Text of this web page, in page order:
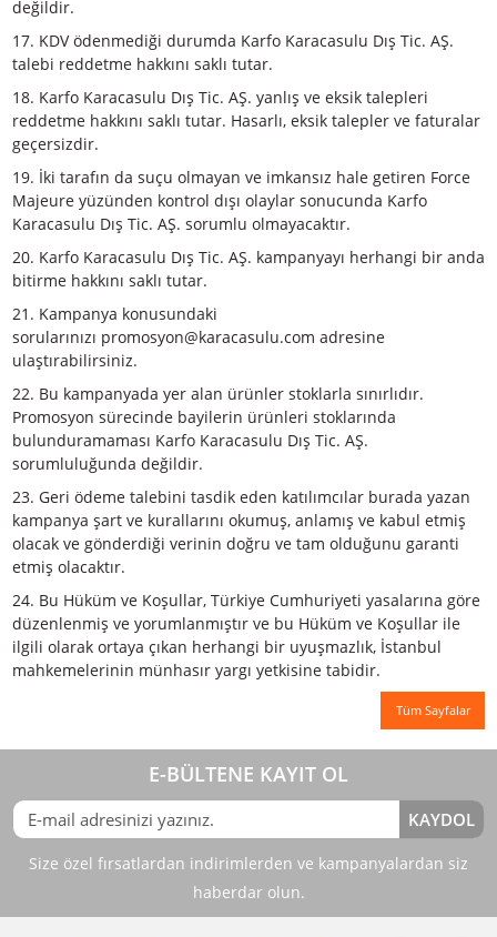
toplanan verilerin sıkı bir gizlilik ile saklanacağını, transfer
edilmeyeceğini, satılmayacağını, kiralanmayacağını ve
amaçlı kullanılmayacağını taahhüt eder.
14. Kayıt işleminin ardından katılımcı, kampanya
belirttiği GSM numarasına talebin alındığını bildiren
bir SMS alacaktır.
15. Para transferi süresi başvurunuzun onaylandığı
itibaren 30 iş günü alabilir. Para transferi sırasında
olduğu banka, bankanız ile aranızdaki sözleşmeye göre
yapabilir. Herhangi bir kesinti durumunda lütfen
görüşünüz. Yapılacak muhtemel kesintiler tamamen
ile ilgili olup Karfo Karacasulu Dış Tic. AŞ. kontrolü
16. Nikon Türkiye Kış Kampanyası yalnızca orijinal alıcı
satıcılardan alacaklar bu teklifin dışında tutulur. Ayrıca,
Karacasulu Dış Tic. AŞ. çalışanları bu kampanyaya dahil
değildir.
17. KDV ödenmediği durumda Karfo Karacasulu Dış Tic.
talebi reddetme hakkını saklı tutar.
18. Karfo Karacasulu Dış Tic. AŞ. yanlış ve eksik talepleri
reddetme hakkını saklı tutar. Hasarlı, eksik talepler ve
geçersizdir.
19. İki tarafın da suçu olmayan ve imkansız hale getiren
Majeure yüzünden kontrol dışı olaylar sonucunda Karfo
Karacasulu Dış Tic. AŞ. sorumlu olmayacaktır.
20. Karfo Karacasulu Dış Tic. AŞ. kampanyayı herhangi
bitirme hakkını saklı tutar.
21. Kampanya konusundaki
sorularınızı promosyon@karacasulu.com adresine
22. Bu kampanyada yer alan ürünler stoklarla sınırlıdır.
Promosyon sürecinde bayilerin ürünleri stoklarında